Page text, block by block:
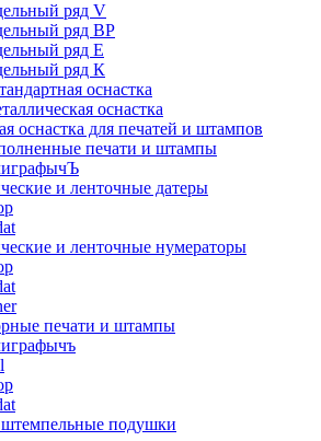
ряд V
ряд ВР
ряд Е
ряд К
оснастка
оснастка
оснастка для печатей и штампов
печати и штампы
и ленточные датеры
и ленточные нумераторы
печати и штампы
подушки